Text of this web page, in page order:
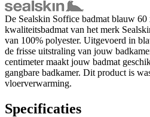
De Sealskin Soffice badmat blauw 60
kwaliteitsbadmat van het merk
van 100% polyester. Uitgevoerd in
de frisse uitstraling van jouw
centimeter maakt jouw badmat
gangbare badkamer. Dit product is
vloerverwarming.
Specificaties